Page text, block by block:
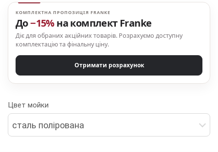
КОМПЛЕКТНА ПРОПОЗИЦІЯ FRANKE
До−15%на комплект Franke
Діє для обраних акційних товарів. Розрахуємо доступну
комплектацію та фінальну ціну.
Отримати розрахунок
Цвет мойки
сталь полірована